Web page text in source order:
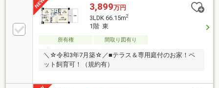
3,899万円
3LDK 66.15m2
1階 東
所有権 間取り図有り
＼☆令和3年7月築☆／■テラス＆専用庭付のお家！ペ
ット飼育可！（規約有）